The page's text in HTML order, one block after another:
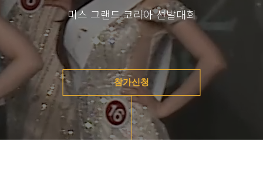
미스 그랜드 코리아 선발대회
참가신청